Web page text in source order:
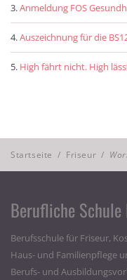
Anmeldung FOS
Auszeichnung für die
High fährt nicht. High
Startseite / Friseur /
Berufliche
Berufsschule für Friseur,
Haus- und Familienpflege
Berufs- und